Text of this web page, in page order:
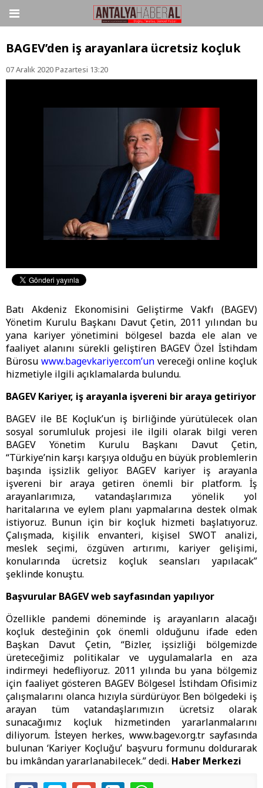
BAGEV’den iş arayanlara ücretsiz koçluk
07 Aralık 2020 Pazartesi 13:20
Batı Akdeniz Ekonomisini Geliştirme Vakfı (BAGEV)
Yönetim Kurulu Başkanı Davut Çetin, 2011 yılından bu
yana kariyer yönetimini bölgesel bazda ele alan ve
faaliyet alanını sürekli geliştiren BAGEV Özel İstihdam
Bürosu www.bagevkariyer.com’unvereceği online koçluk
hizmetiyle ilgili açıklamalarda bulundu.
BAGEV Kariyer, iş arayanla işvereni bir araya getiriyor
BAGEV ile BE Koçluk’un iş birliğinde yürütülecek olan
sosyal sorumluluk projesi ile ilgili olarak bilgi veren
BAGEV Yönetim Kurulu Başkanı Davut Çetin,
“Türkiye’nin karşı karşıya olduğu en büyük problemlerin
başında işsizlik geliyor. BAGEV kariyer iş arayanla
işvereni bir araya getiren önemli bir platform. İş
arayanlarımıza, vatandaşlarımıza yönelik yol
haritalarına ve eylem planı yapmalarına destek olmak
istiyoruz. Bunun için bir koçluk hizmeti başlatıyoruz.
Çalışmada, kişilik envanteri, kişisel SWOT analizi,
meslek seçimi, özgüven artırımı, kariyer gelişimi,
konularında ücretsiz koçluk seansları yapılacak”
şeklinde konuştu.
Başvurular BAGEV web sayfasından yapılıyor
Özellikle pandemi döneminde iş arayanların alacağı
koçluk desteğinin çok önemli olduğunu ifade eden
Başkan Davut Çetin, “Bizler, işsizliği bölgemizde
üreteceğimiz politikalar ve uygulamalarla en aza
indirmeyi hedefliyoruz. 2011 yılında bu yana bölgemiz
için faaliyet gösteren BAGEV Bölgesel İstihdam Ofisimiz
çalışmalarını olanca hızıyla sürdürüyor. Ben bölgedeki iş
arayan tüm vatandaşlarımızın ücretsiz olarak
sunacağımız koçluk hizmetinden yararlanmalarını
diliyorum. İsteyen herkes, www.bagev.org.tr sayfasında
bulunan ‘Kariyer Koçluğu’ başvuru formunu doldurarak
bu imkândan yararlanabilecek.” dedi. Haber Merkezi